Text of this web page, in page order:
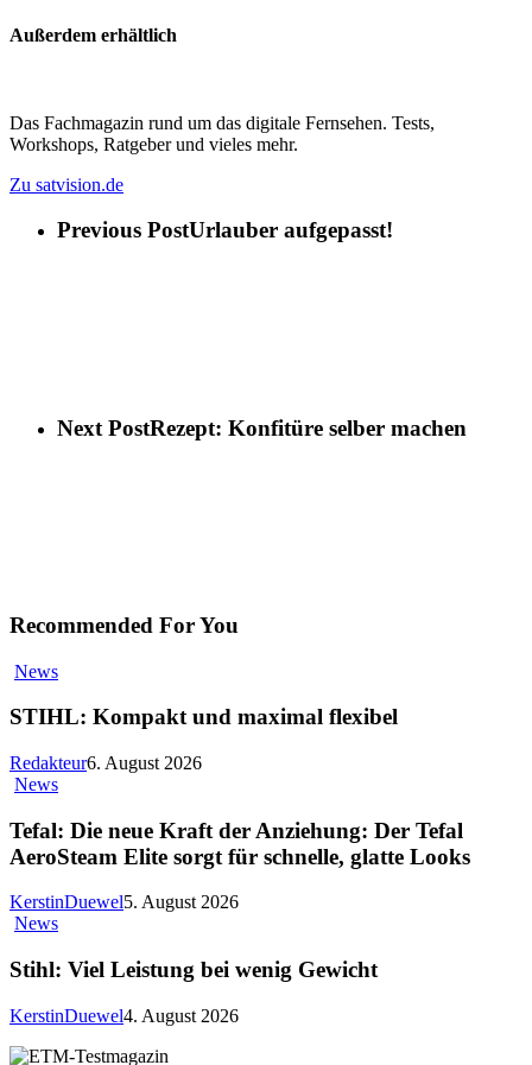
Außerdem erhältlich
Das Fachmagazin rund um das digitale Fernsehen. Tests,
Workshops, Ratgeber und vieles mehr.
Zu satvision.de
Previous PostUrlauber aufgepasst!
Next PostRezept: Konfitüre selber machen
Recommended For You
News
STIHL: Kompakt und maximal flexibel
Redakteur6. August 2026
News
Tefal: Die neue Kraft der Anziehung: Der Tefal
AeroSteam Elite sorgt für schnelle, glatte Looks
KerstinDuewel5. August 2026
News
Stihl: Viel Leistung bei wenig Gewicht
KerstinDuewel4. August 2026